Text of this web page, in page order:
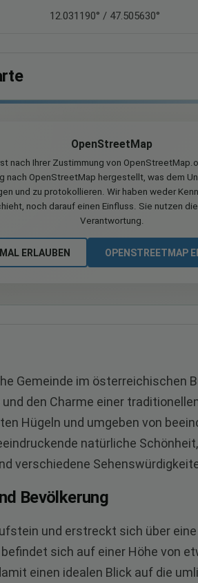
12.031190° / 47.505630°
OpenStreetMap
nach Ihrer Zustimmung von
nach OpenStreetMap hergestellt, was dem
und zu protokollieren. Wir haben weder
noch darauf einen Einfluss. Sie nutzen
Verantwortung.
ERLAUBEN OPENSTREETMAP
Gemeinde im österreichischen
den Charme einer
Hügeln und umgeben von
natürliche
verschiedene
Bevölkerung
und erstreckt sich über
sich auf einer Höhe von
einen idealen Blick auf die